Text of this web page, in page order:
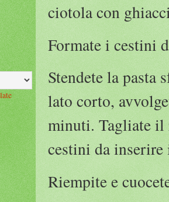
ciotola con
Formate i cestini
Stendete la
lato corto,
minuti. Tagliate il
cestini da
Riempite e